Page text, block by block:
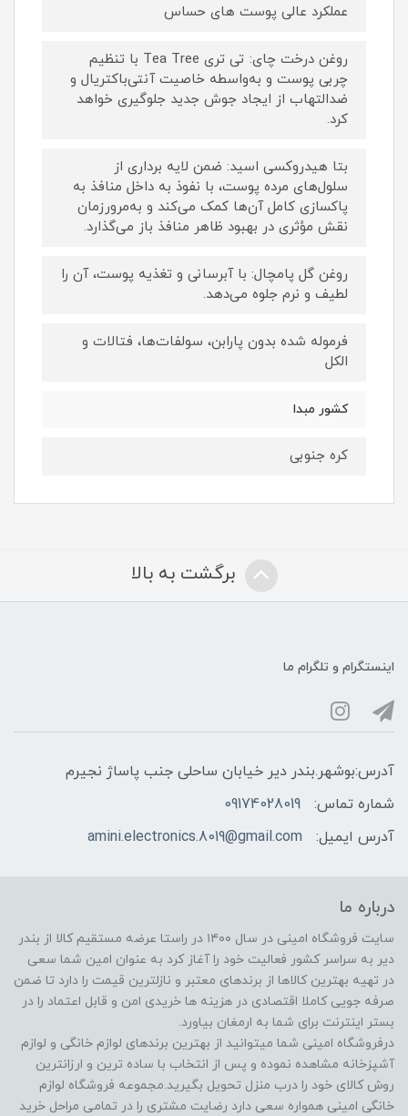
عملکرد عالی پوست های حساس
روغن درخت چای: تی تری Tea Tree با تنظیم
چربی پوست و به‌واسطه خاصیت آنتی‌باکتریال و
ضدالتهاب از ایجاد جوش جدید جلوگیری خواهد
کرد.
بتا هیدروکسی اسید: ضمن لایه برداری از
سلول‌های مرده پوست، با نفوذ به داخل منافذ به
پاکسازی کامل آن‌ها کمک می‌کند و به‌مرورزمان
نقش مؤثری در بهبود ظاهر منافذ باز می‌گذارد.
روغن گل پامچال: با آبرسانی و تغذیه پوست، آن را
لطیف و نرم جلوه می‌دهد.
فرموله شده بدون پارابن، سولفات‌ها، فتالات و
الکل
کشور مبدا
کره جنوبی
برگشت به بالا
اینستگرام و تلگرام ما
آدرس:بوشهر.بندر دیر خیابان ساحلی جنب پاساژ نجیرم
شماره تماس:
09174028019
آدرس ایمیل:
amini.electronics.8019@gmail.com
درباره ما
سایت فروشگاه امینی در سال ۱۴۰۰ در راستا عرضه مستقیم کالا از بندر
دیر به سراسر کشور فعالیت خود را آغاز کرد به عنوان امین شما سعی
در تهیه بهترین کالاها از برندهای معتبر و نازلترین قیمت را دارد تا ضمن
صرفه جویی کاملا اقتصادی در هزینه ها خریدی امن و قابل اعتماد را در
بستر اینترنت برای شما به ارمغان بیاورد.
درفروشگاه امینی شما میتوانید از بهترین برندهای لوازم خانگی و لوازم
آشپزخانه مشاهده نموده و پس از انتخاب با ساده ترین و ارزانترین
روش کالای خود را درب منزل تحویل بگیرید.مجموعه فروشگاه لوازم
خانگی امینی همواره سعی دارد رضایت مشتری را در تمامی مراحل خرید